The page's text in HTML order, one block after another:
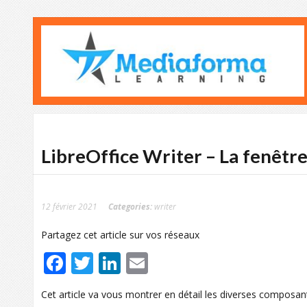
LibreOffice Writer – La
12 février 2021 Categories: writer
Partagez cet article sur vos réseaux
Facebook
TwitterLinkedIn
Cet article va vous montrer en détail les diverses